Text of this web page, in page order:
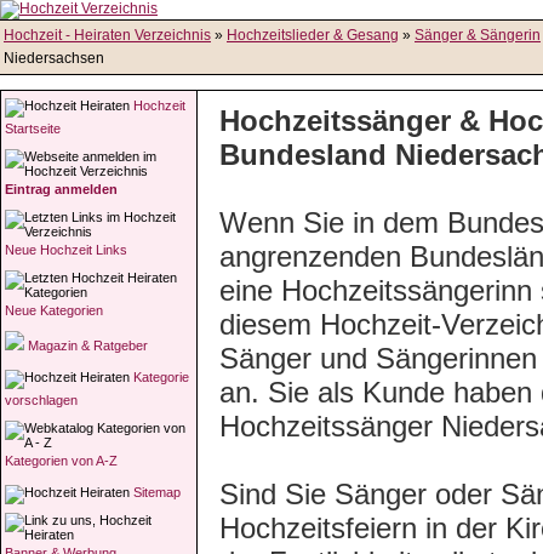
Hochzeit - Heiraten Verzeichnis » Hochzeitslieder & Gesang » Sänger & Sängerin
Niedersachsen
Hochzeit
Startseite
Eintrag anmelden
Neue Hochzeit Links
Neue Kategorien
Magazin & Ratgeber
Kategorie
vorschlagen
Kategorien von A-Z
Sitemap
Hochzeitssänger &
Bundesland
Wenn Sie in dem
angrenzenden
eine
diesem Hochzeit-
Sänger und
an. Sie als Kunde
Hochzeitssänger
Sind Sie Sänger oder
Hochzeitsfeiern in der